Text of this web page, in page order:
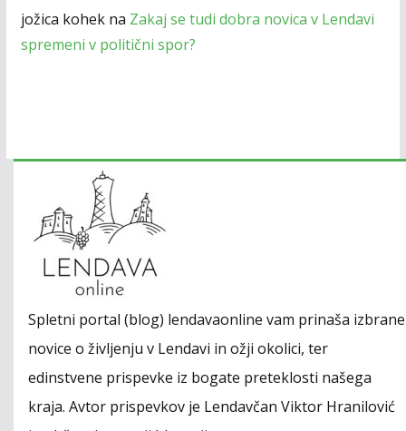
jožica kohekna Zakaj se tudi dobra novica v Lendavi
spremeni v politični spor?
Spletni portal (blog) lendavaonline vam prinaša izbrane
novice o življenju v Lendavi in ožji okolici, ter
edinstvene prispevke iz bogate preteklosti našega
kraja. Avtor prispevkov je Lendavčan Viktor Hranilović